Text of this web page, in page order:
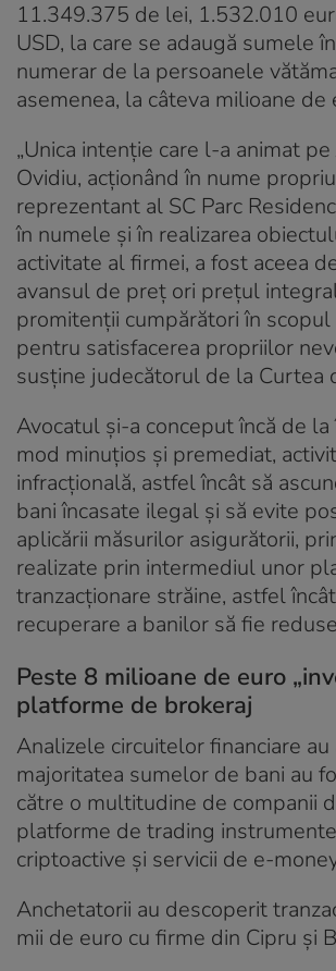
11.349.375 de lei, 1.532.010
USD, la care se adaugă sumele
numerar de la persoanele
asemenea, la câteva milioane de
„Unica intenție care l-a animat pe
Ovidiu, acţionând în nume
reprezentant al SC Parc
în numele şi în realizarea
activitate al firmei, a fost aceea
avansul de preţ ori preţul
promitenții cumpărători în
pentru satisfacerea propriilor
susține judecătorul de la Curtea
Avocatul şi-a conceput încă de la
mod minuţios şi premediat,
infracţională, astfel încât să
bani încasate ilegal şi să evite
aplicării măsurilor asigurătorii,
realizate prin intermediul unor
tranzacţionare străine, astfel
recuperare a banilor să fie
Peste 8 milioane de euro
platforme de brokeraj
Analizele circuitelor financiare au
majoritatea sumelor de bani au
către o multitudine de companii
platforme de trading
criptoactive şi servicii de e-
Anchetatorii au descoperit
mii de euro cu firme din Cipru și